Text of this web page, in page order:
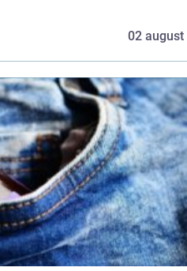
02 august